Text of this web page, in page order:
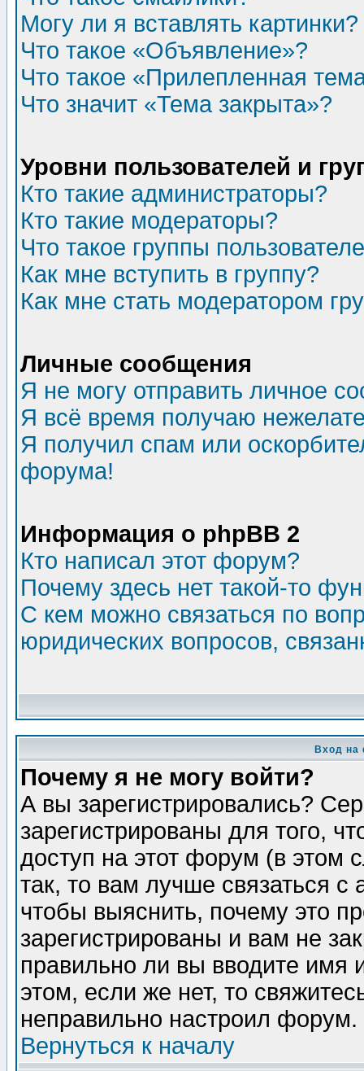
Могу ли я вставлять картинки?
Что такое «Объявление»?
Что такое «Прилепленная
Что значит «Тема закрыта»?
Уровни пользователей и
Кто такие администраторы?
Кто такие модераторы?
Что такое группы
Как мне вступить в группу?
Как мне стать модератором
Личные сообщения
Я не могу отправить личное
Я всё время получаю
Я получил спам или
форума!
Информация о phpBB 2
Кто написал этот форум?
Почему здесь нет такой-то
С кем можно связаться по
юридических вопросов,
Вход на
Почему я не могу войти?
А вы зарегистрировались?
зарегистрированы для того,
доступ на этот форум (в этом
так, то вам лучше связаться
чтобы выяснить, почему это
зарегистрированы и вам не
правильно ли вы вводите
этом, если же нет, то
неправильно настроил форум.
Вернуться к началу